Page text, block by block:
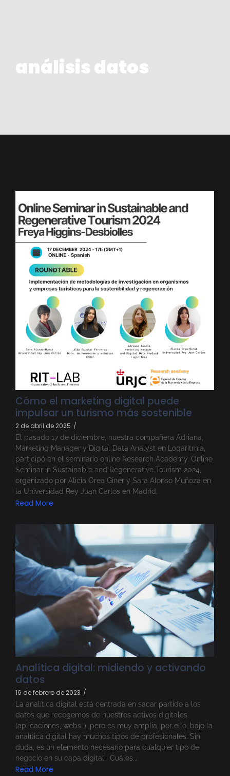
análisis datos
Cómo el marketing digital puede
impulsar un turismo más sostenible
2 de abril de 2025 /
El pasado 17 de diciembre, nuestra compañera Adriana,
Marketing Manager y Digital Data Analyst en Logaritmia,
participó en el seminario online Research Academy. Online
Seminar in Sustainable and Regenerative Tourism 2024,
organizado por Alicia Orea Giner y Sara Alonso Muñoza en
la Universidad Rey Juan Carlos en Madrid.
Read More
Analítica digital: midiendo y activando
datos
16 de febrero de 2023 /
La analítica digital está centrada en sacar partido a los
datos que recogemos de nuestros activos digitales
(aplicaciones, webs…), pero es muy amplia, por ello, bajo la
analítica digital hay muchos tipos de profesionales. Sin
duda, es un elemento necesario para cualquier tipo de
negocio en su capa digital. Cuáles...
Read More